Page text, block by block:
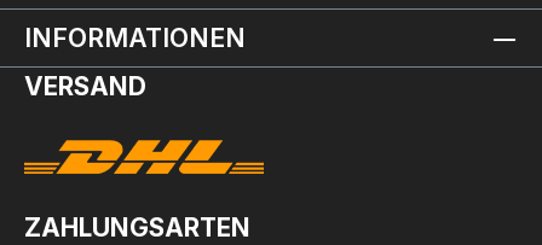
INFORMATIONEN
VERSAND
ZAHLUNGSARTEN